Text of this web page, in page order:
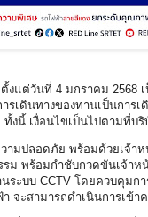
งแต่วันที่ 4 มกราคม 2568
ารเดินทางของท่านเป็นก
ทั้งนี้ เงื่อนไขเป็นไปตามที่บ
มปลอดภัย พร้อมด้วยเจ้า
ม พร้อมกำชับกวดขันเจ้า
ระบบ CCTV โดยควบคุมก
จะสามารถดำเนินการเข้